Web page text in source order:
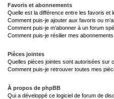
Favoris et abonnements
Quelle est la différence entre les favoris et
Comment puis-je ajouter aux favoris ou
Comment puis-je m’abonner à un forum
Comment puis-je résilier mes
Pièces jointes
Quelles pièces jointes sont autorisées sur
Comment puis-je retrouver toutes mes
À propos de phpBB
Qui a développé ce logiciel de forum de